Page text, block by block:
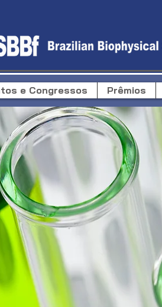
e Congressos Prêmios